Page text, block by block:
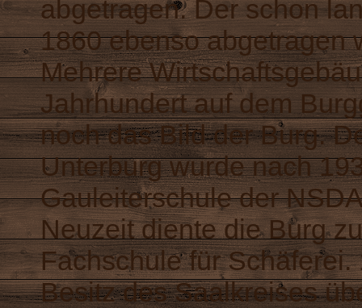
abgetragen. Der schon
1860 ebenso abgetragen
Mehrere
Jahrhundert auf dem
noch das Bild der Burg.
Unterburg wurde nach
Gauleiterschuleder
Neuzeit diente die Burg
Fachschule für
Besitz desSaalkreises